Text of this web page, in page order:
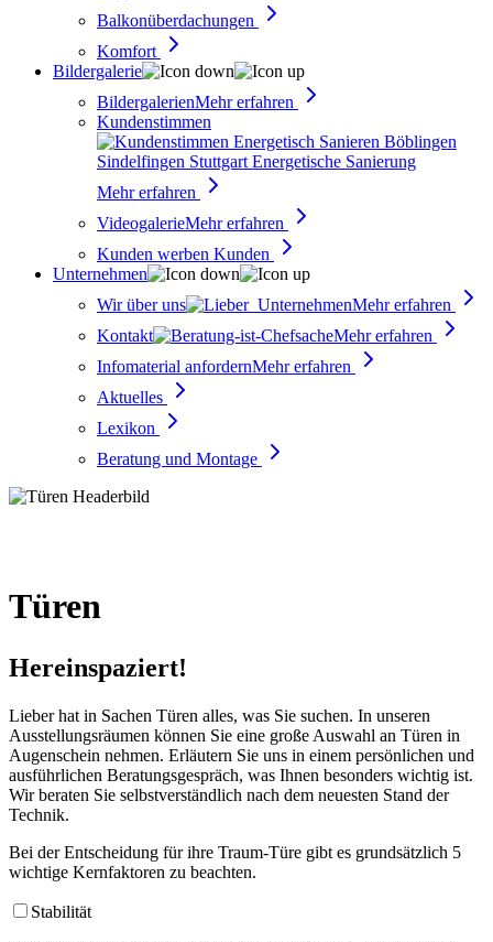
Balkonüberdachungen
Komfort
Bildergalerie
BildergalerienMehr erfahren
Kundenstimmen
Mehr erfahren
VideogalerieMehr erfahren
Kunden werben Kunden
Unternehmen
Wir über uns
Mehr erfahren
Kontakt
Mehr erfahren
Infomaterial anfordernMehr erfahren
Aktuelles
Lexikon
Beratung und Montage
Türen
Hereinspaziert!
Lieber hat in Sachen Türen alles, was Sie suchen. In unseren
Ausstellungsräumen können Sie eine große Auswahl an Türen in
Augenschein nehmen. Erläutern Sie uns in einem persönlichen und
ausführlichen Beratungsgespräch, was Ihnen besonders wichtig ist.
Wir beraten Sie selbstverständlich nach dem neuesten Stand der
Technik.
Bei der Entscheidung für ihre Traum-Türe gibt es grundsätzlich 5
wichtige Kernfaktoren zu beachten.
Stabilität